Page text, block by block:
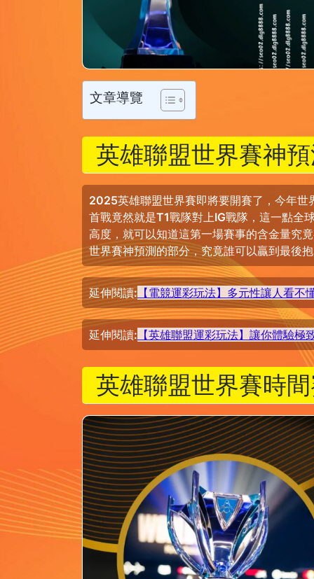
文章導覽
英雄聯盟世界賽神
2025英雄聯盟世界賽即將要開賽了，今年世
首戰竟然就是T1戰隊對上IG戰隊，這一點全
高度，就可以知道這第一場賽事的含金量究
世界賽神預測的部分，究竟誰可以贏到最後
延伸閱讀: 【電競運彩玩法】多元性讓人看
延伸閱讀: 【英雄聯盟運彩玩法】讓你體驗
英雄聯盟世界賽時